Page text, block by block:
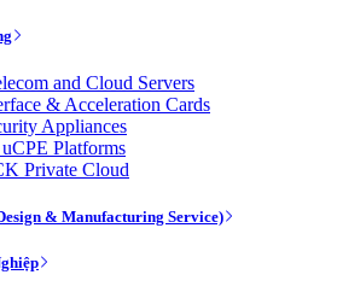
and Cloud Servers
& Acceleration Cards
Appliances
Platforms
Private Cloud
& Manufacturing Service)